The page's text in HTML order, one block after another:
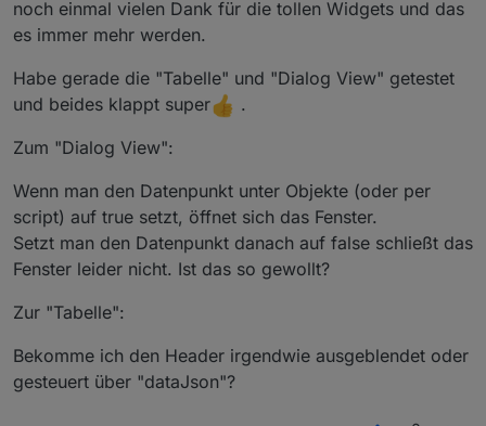
und natürlich Euer Feedback vom testen.
Gemäß den Forumsrichtlinien ist das Thema in die
Kategorie 'Test' umgezogen. Den alten Thread
fragen:
https://forum.iobroker.net/topic/25374/neuer-vis-
noch einmal vielen Dank für die tollen Widgets und das
es immer mehr werden.
Habe gerade die "Tabelle" und "Dialog View" getestet
und beides klappt super
.
Zum "Dialog View":
Wenn man den Datenpunkt unter Objekte (oder per
script) auf true setzt, öffnet sich das Fenster.
Setzt man den Datenpunkt danach auf false schließt das
Fenster leider nicht. Ist das so gewollt?
Zur "Tabelle":
Bekomme ich den Header irgendwie ausgeblendet oder
gesteuert über "dataJson"?